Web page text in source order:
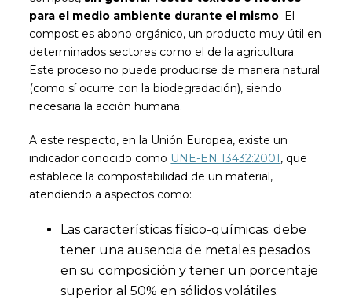
para el medio ambiente durante el mismo. El
compost es abono orgánico, un producto muy útil en
determinados sectores como el de la agricultura.
Este proceso no puede producirse de manera natural
(como sí ocurre con la biodegradación), siendo
necesaria la acción humana.
A este respecto, en la Unión Europea, existe un
indicador conocido como UNE-EN 13432:2001 , que
establece la compostabilidad de un material,
atendiendo a aspectos como:
Las características físico-químicas: debe
tener una ausencia de metales pesados
en su composición y tener un porcentaje
superior al 50% en sólidos volátiles.